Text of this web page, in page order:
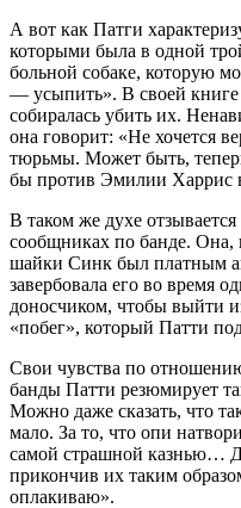
А вот как Патги
которыми была в одной
больной собаке, которую
— усыпить». В своей книге
собиралась убить их.
она говорит: «Не хочется
тюрьмы. Может быть,
бы против Эмилии Харрис
В таком же духе
сообщниках по банде. Она,
шайки Синк был платным
завербовала его во время
доносчиком, чтобы выйти
«побег», который Патти
Свои чувства по
банды Патти резюмирует
Можно даже сказать, что
мало. За то, что опи
самой страшной казнью…
прикончив их таким
оплакиваю».